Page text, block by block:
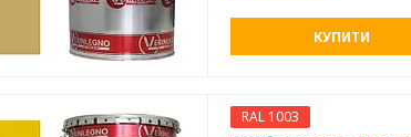
КУПИТИ
RAL 1003